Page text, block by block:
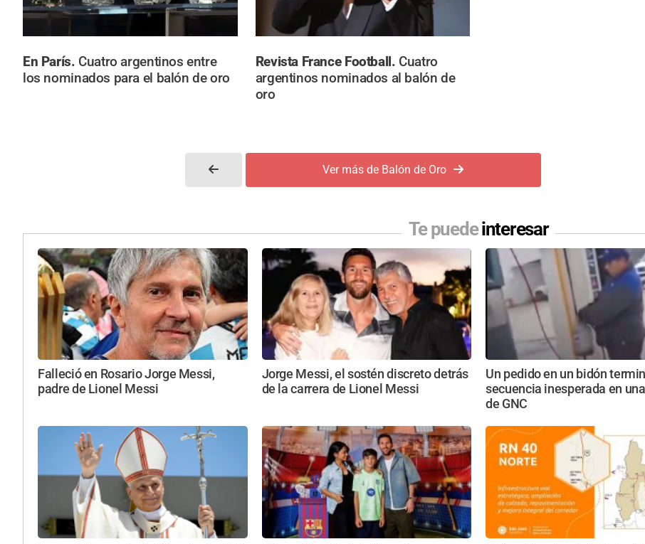
En París. Cuatro argentinos entre
los nominados para el balón de oro
Revista France Football. Cuatro
argentinos nominados al balón de
oro
Ver más de Balón de Oro
Te puedeinteresar
Falleció en Rosario Jorge Messi,
padre de Lionel Messi
Jorge Messi, el sostén discreto detrás
de la carrera de Lionel Messi
Un pedido en un bidón
secuencia inesperada en
de GNC